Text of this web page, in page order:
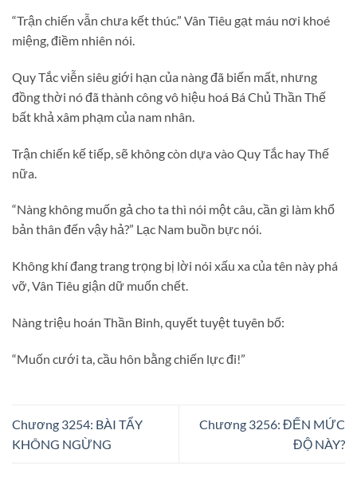
“Trận chiến vẫn chưa kết thúc.” Vân Tiêu gạt máu nơi khoé
miệng, điềm nhiên nói.
Quy Tắc viễn siêu giới hạn của nàng đã biến mất, nhưng
đồng thời nó đã thành công vô hiệu hoá Bá Chủ Thần Thế
bất khả xâm phạm của nam nhân.
Trận chiến kế tiếp, sẽ không còn dựa vào Quy Tắc hay Thế
nữa.
“Nàng không muốn gả cho ta thì nói một câu, cần gì làm khổ
bản thân đến vậy hả?” Lạc Nam buồn bực nói.
Không khí đang trang trọng bị lời nói xấu xa của tên này phá
vỡ, Vân Tiêu giận dữ muốn chết.
Nàng triệu hoán Thần Binh, quyết tuyệt tuyên bố:
“Muốn cưới ta, cầu hôn bằng chiến lực đi!”
Chương 3254: BÀI TẨY
KHÔNG NGỪNG
Chương 3256: ĐẾN MỨC
ĐỘ NÀY?